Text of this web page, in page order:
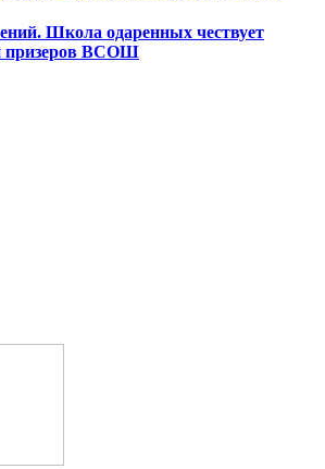
Школа одаренных чествует
призеров ВСОШ